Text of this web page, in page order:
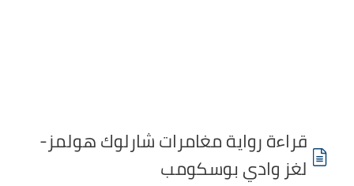
قراءة رواية مغامرات شارلوك هولمز-
لغز وادي بوسكومب